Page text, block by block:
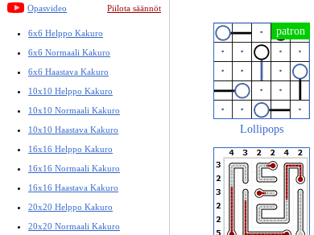
Opasvideo Piilota säännöt
6x6 Helppo Kakuro
6x6 Normaali Kakuro
6x6 Haastava Kakuro
10x10 Helppo Kakuro
10x10 Normaali Kakuro
10x10 Haastava Kakuro
16x16 Helppo Kakuro
16x16 Normaali Kakuro
16x16 Haastava Kakuro
20x20 Helppo Kakuro
20x20 Normaali Kakuro
Lollipops